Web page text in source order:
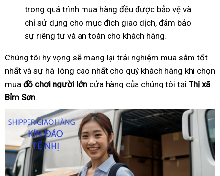
trong quá trình mua hàng đều được bảo vệ và
chỉ sử dụng cho mục đích giao dịch, đảm bảo
sự riêng tư và an toàn cho khách hàng.
Chúng tôi hy vọng sẽ mang lại trải nghiệm mua sắm tốt
nhất và sự hài lòng cao nhất cho quý khách hàng khi chọn
mua đồ chơi người lớn cửa hàng của chúng tôi tại Thị xã
Bỉm Sơn.